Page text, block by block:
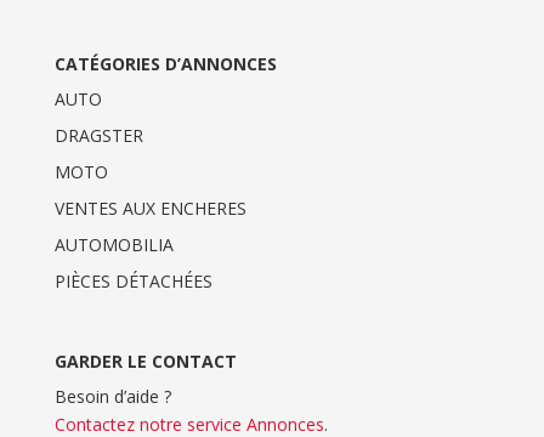
CATÉGORIES D’ANNONCES
AUTO
DRAGSTER
MOTO
VENTES AUX ENCHERES
AUTOMOBILIA
PIÈCES DÉTACHÉES
GARDER LE CONTACT
Besoin d’aide ?
Contactez notre service Annonces.